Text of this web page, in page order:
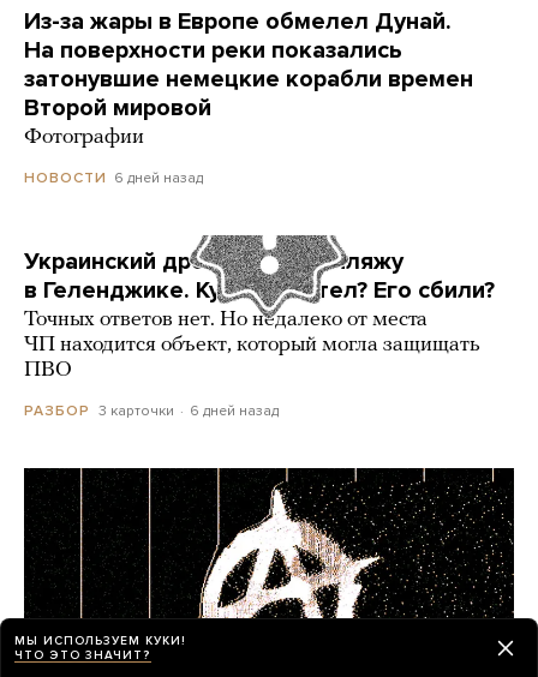
Из-за жары в Европе обмелел Дунай.
На поверхности реки показались
затонувшие немецкие корабли времен
Второй мировой
Фотографии
НОВОСТИ 6 дней назад
Украинский дрон попал по пляжу
в Геленджике. Куда он летел? Его сбили?
Точных ответов нет. Но недалеко от места
ЧП находится объект, который могла защищать
ПВО
РАЗБОР 3 карточки 6 дней назад
МЫ ИСПОЛЬЗУЕМ КУКИ!
ЧТО ЭТО ЗНАЧИТ?